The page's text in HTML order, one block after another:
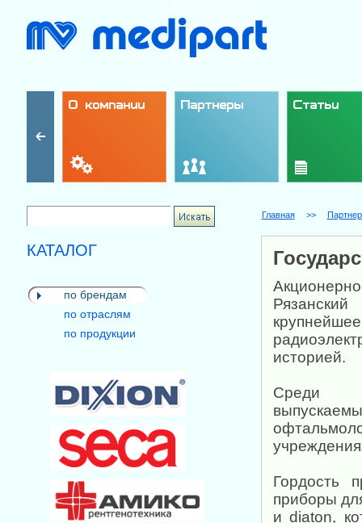
О компании Партнеры Статьи
КАТАЛОГ
по брендам
по отраслям
по продукции
Главная >>
историей.
Среди
Гордость
приборы
и diaton,